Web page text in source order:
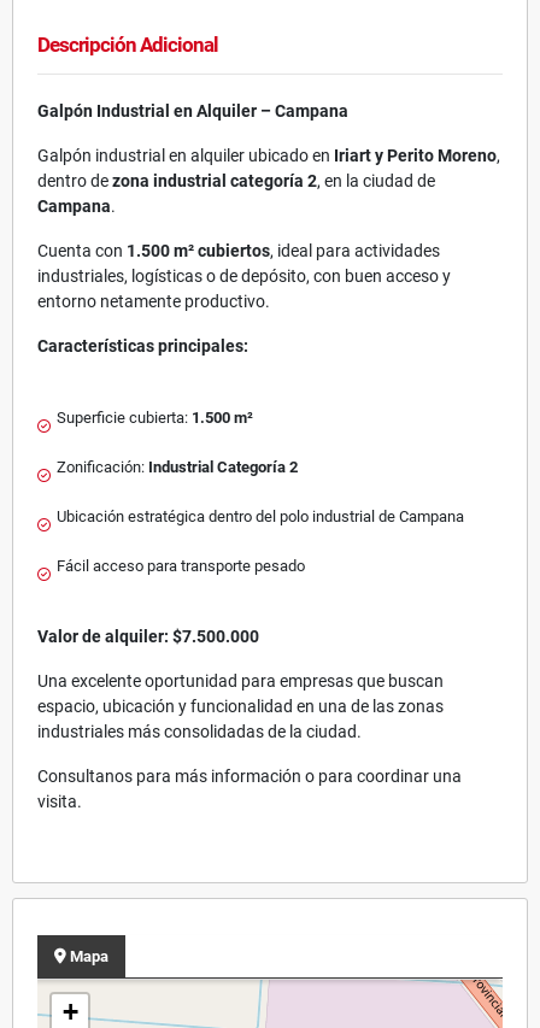
Descripción Adicional
Galpón Industrial en Alquiler – Campana
Galpón industrial en alquiler ubicado en Iriart y Perito Moreno,
dentro dezona industrial categoría 2, en la ciudad de
Campana.
Cuenta con 1.500 m² cubiertos, ideal para actividades
industriales, logísticas o de depósito, con buen acceso y
entorno netamente productivo.
Características principales:
Superficie cubierta: 1.500 m²
Zonificación: Industrial Categoría 2
Ubicación estratégica dentro del polo industrial de Campana
Fácil acceso para transporte pesado
Valor de alquiler: $7.500.000
Una excelente oportunidad para empresas que buscan
espacio, ubicación y funcionalidad en una de las zonas
industriales más consolidadas de la ciudad.
Consultanos para más información o para coordinar una
visita.
Mapa
+